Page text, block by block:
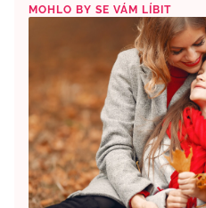
MOHLO BY SE VÁM LÍBIT